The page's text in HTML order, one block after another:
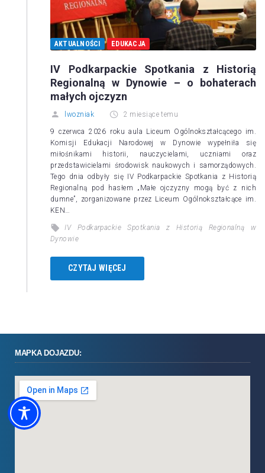
AKTUALNOŚCI EDUKACJA
IV Podkarpackie Spotkania z Historią
Regionalną w Dynowie – o bohaterach
małych ojczyzn
lwozniak 2 miesiące temu
9 czerwca 2026 roku aula Liceum Ogólnokształcącego im.
Komisji Edukacji Narodowej w Dynowie wypełniła się
miłośnikami historii, nauczycielami, uczniami oraz
przedstawicielami środowisk naukowych i samorządowych.
Tego dnia odbyły się IV Podkarpackie Spotkania z Historią
Regionalną pod hasłem „Małe ojczyzny mogą być z nich
dumne”, zorganizowane przez Liceum Ogólnokształcące im.
KEN…
IV Podkarpackie Spotkania z Historią Regionalną w
Dynowie
CZYTAJ WIĘCEJ
MAPKA DOJAZDU: